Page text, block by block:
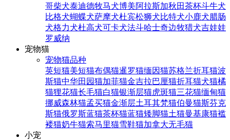
哥柴犬泰迪德牧马犬博美阿拉斯加秋田茶杯斗牛犬
比格犬蝴蝶犬萨摩犬杜宾松狮犬比特犬小鹿犬腊肠
犬格力犬杜高犬可卡犬法斗哈士奇边牧猎犬吉娃娃
罗威纳
宠物猫
宠物猫品种
英短猫美短猫布偶猫暹罗猫缅因猫苏格兰折耳猫波
斯猫中华田园猫加菲猫金吉拉巴厘猫折耳猫犬猫橘
猫狸花猫长毛猫白猫银渐层猫虎斑猫三花猫缅甸猫
挪威森林猫孟买猫金渐层土耳其梵猫伯曼猫斯芬克
斯猫俄罗斯蓝猫茶杯猫蓝猫矮脚猫土猫曼基康猫褴
褛猫奶牛猫索马里猫雪鞋猫加拿大无毛猫
小宠